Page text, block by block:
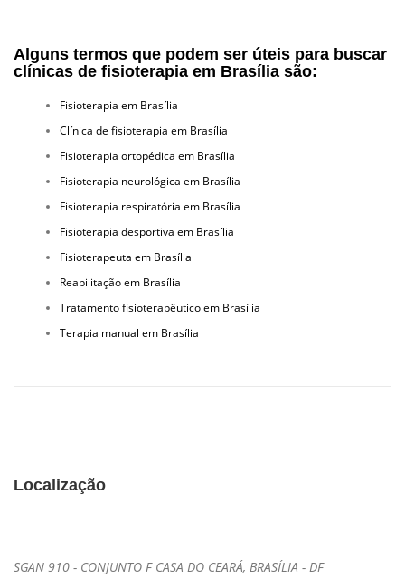
Alguns termos que podem ser úteis para buscar
clínicas de fisioterapia em Brasília são:
Fisioterapia em Brasília
Clínica de fisioterapia em Brasília
Fisioterapia ortopédica em Brasília
Fisioterapia neurológica em Brasília
Fisioterapia respiratória em Brasília
Fisioterapia desportiva em Brasília
Fisioterapeuta em Brasília
Reabilitação em Brasília
Tratamento fisioterapêutico em Brasília
Terapia manual em Brasília
Localização
SGAN 910 - CONJUNTO F CASA DO CEARÁ, BRASÍLIA - DF